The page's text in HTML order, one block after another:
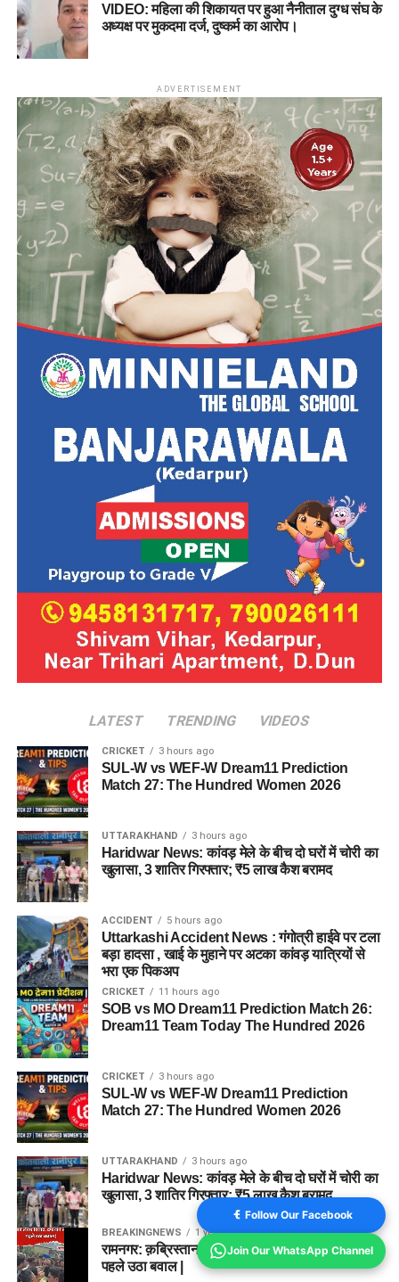
VIDEO: महिला की शिकायत पर हुआ नैनीताल दुग्ध संघ के
अध्यक्ष पर मुकदमा दर्ज, दुष्कर्म का आरोप।
ADVERTISEMENT
LATEST TRENDING VIDEOS
CRICKET 3 hours ago
SUL-W vs WEF-W Dream11 Prediction
Match 27: The Hundred Women 2026
UTTARAKHAND 3 hours ago
Haridwar News: कांवड़ मेले के बीच दो घरों में चोरी का
खुलासा, 3 शातिर गिरफ्तार; ₹5 लाख कैश बरामद
ACCIDENT 5 hours ago
Uttarkashi Accident News : गंगोत्री हाईवे पर टला
बड़ा हादसा , खाई के मुहाने पर अटका कांवड़ यात्रियों से
भरा एक पिकअप
CRICKET 11 hours ago
SOB vs MO Dream11 Prediction Match 26:
Dream11 Team Today The Hundred 2026
CRICKET 3 hours ago
SUL-W vs WEF-W Dream11 Prediction
Match 27: The Hundred Women 2026
UTTARAKHAND 3 hours ago
Haridwar News: कांवड़ मेले के बीच दो घरों में चोरी का
खुलासा, 3 शातिर गिरफ्तार; ₹5 लाख कैश बरामद
BREAKINGNEWS 1 year ago
रामनगर: क़ब्रिस्तान की ज़मीन को लेकर विवाद, दफनाने से
पहले उठा बवाल |
Follow Our Facebook
Join Our WhatsApp Channel